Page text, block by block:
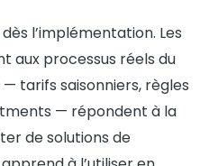
l’implémentation. Les
aux processus réels du
tarifs saisonniers, règles
— répondent à la
de solutions de